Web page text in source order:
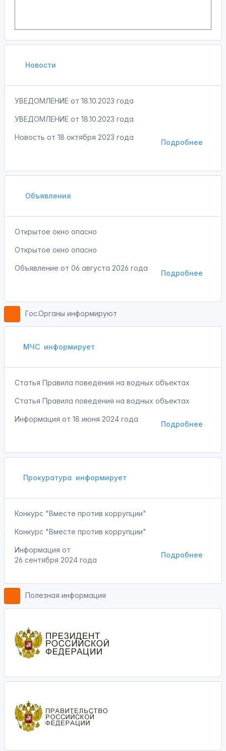
Новости
УВЕДОМЛЕНИЕ от 18.10.2023 года
УВЕДОМЛЕНИЕ от 18.10.2023 года
Подробнее
Новость от 18 октября 2023 года
Объявления
Открытое окно опасно
Открытое окно опасно
Подробнее
Объявление от 06 августа 2026 года
Гос.Органы информируют
МЧС информирует
Статья Правила поведения на водных объектах
Статья Правила поведения на водных объектах
Подробнее
Информация от 18 июня 2024 года
Прокуратура информирует
Конкурс "Вместе против коррупции"
Конкурс "Вместе против коррупции"
Подробнее
Информация от
26 сентября 2024 года
Полезная информация